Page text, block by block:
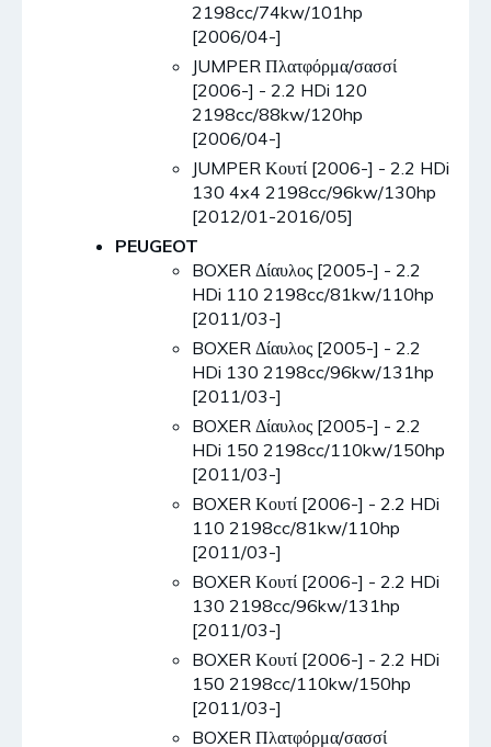
2198cc/74kw/101hp
[2006/04-]
JUMPER Πλατφόρμα/σασσί
[2006-] - 2.2 HDi 120
2198cc/88kw/120hp
[2006/04-]
JUMPER Κουτί [2006-] - 2.2 HDi
130 4x4 2198cc/96kw/130hp
[2012/01-2016/05]
PEUGEOT
BOXER Δίαυλος [2005-] - 2.2
HDi 110 2198cc/81kw/110hp
[2011/03-]
BOXER Δίαυλος [2005-] - 2.2
HDi 130 2198cc/96kw/131hp
[2011/03-]
BOXER Δίαυλος [2005-] - 2.2
HDi 150 2198cc/110kw/150hp
[2011/03-]
BOXER Κουτί [2006-] - 2.2 HDi
110 2198cc/81kw/110hp
[2011/03-]
BOXER Κουτί [2006-] - 2.2 HDi
130 2198cc/96kw/131hp
[2011/03-]
BOXER Κουτί [2006-] - 2.2 HDi
150 2198cc/110kw/150hp
[2011/03-]
BOXER Πλατφόρμα/σασσί